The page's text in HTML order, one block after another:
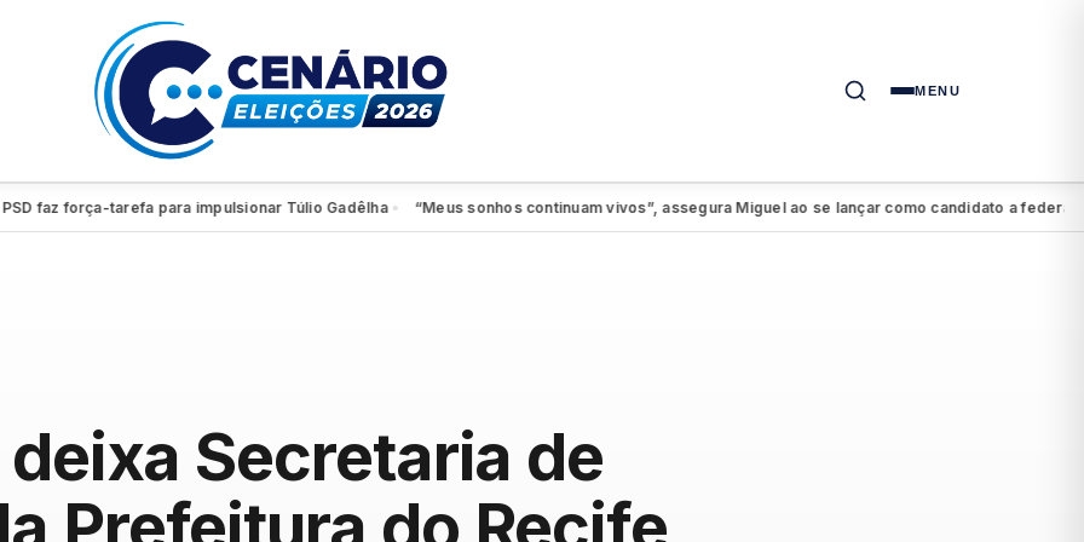
MENU
força-tarefa para impulsionar Túlio Gadêlha● “Meus sonhos continuam vivos”, assegura Miguel ao se lançar como candidato a federal●
Secretaria de